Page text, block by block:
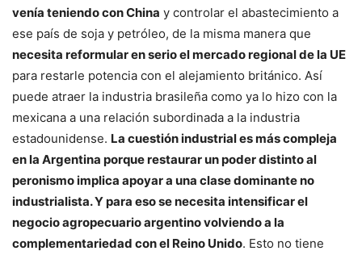
venía teniendo con China y controlar el abastecimiento a
ese país de soja y petróleo, de la misma manera que
necesita reformular en serio el mercado regional de la UE
para restarle potencia con el alejamiento británico. Así
puede atraer la industria brasileña como ya lo hizo con la
mexicana a una relación subordinada a la industria
estadounidense. La cuestión industrial es más compleja
en la Argentina porque restaurar un poder distinto al
peronismo implica apoyar a una clase dominante no
industrialista. Y para eso se necesita intensificar el
negocio agropecuario argentino volviendo a la
complementariedad con el Reino Unido. Esto no tiene